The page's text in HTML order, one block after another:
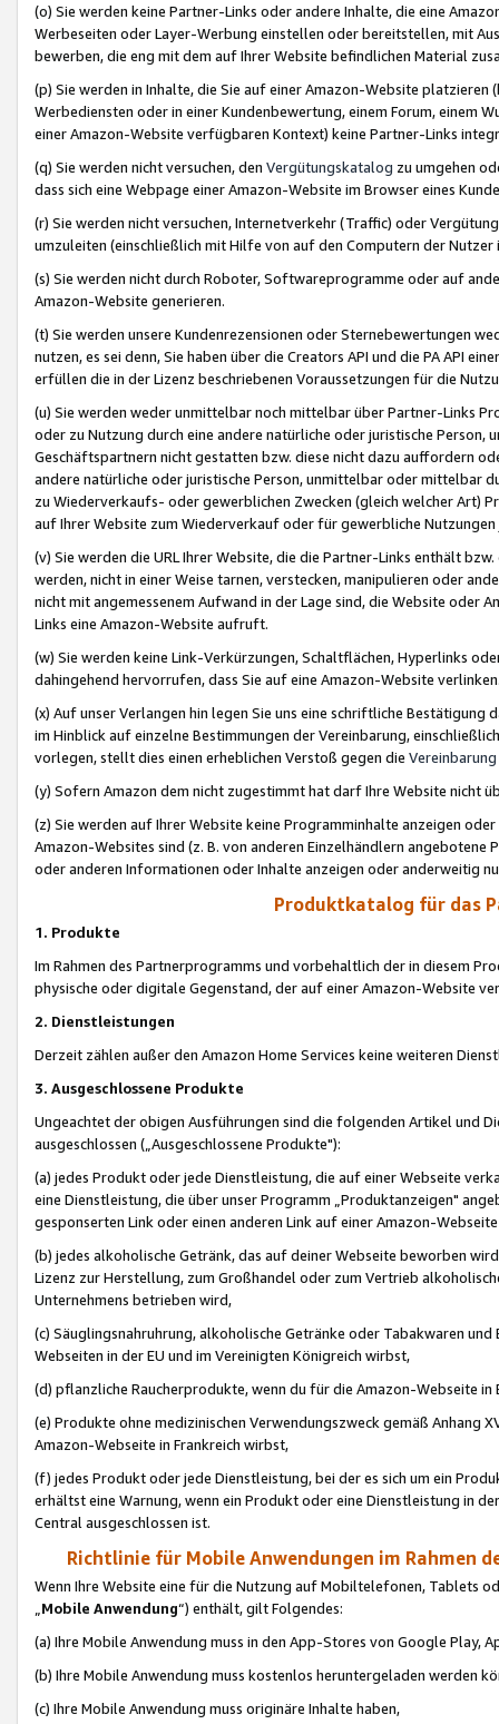
(o) Sie werden keine Partner-Links oder andere Inhalte, die eine
Werbeseiten oder Layer-Werbung einstellen oder bereitstellen, mit
bewerben, die eng mit dem auf Ihrer Website befindlichen Material
(p) Sie werden in Inhalte, die Sie auf einer Amazon-Website
Werbediensten oder in einer Kundenbewertung, einem Forum, einem
einer Amazon-Website verfügbaren Kontext) keine Partner-Links
(q) Sie werden nicht versuchen, den Vergütungskatalog zu umgehen
dass sich eine Webpage einer Amazon-Website im Browser eines
(r) Sie werden nicht versuchen, Internetverkehr (Traffic) oder
umzuleiten (einschließlich mit Hilfe von auf den Computern der
(s) Sie werden nicht durch Roboter, Softwareprogramme oder auf
Amazon-Website generieren.
(t) Sie werden unsere Kundenrezensionen oder Sternebewertungen
nutzen, es sei denn, Sie haben über die Creators API und die PA API
erfüllen die in der Lizenz beschriebenen Voraussetzungen für die
(u) Sie werden weder unmittelbar noch mittelbar über Partner-Links
oder zu Nutzung durch eine andere natürliche oder juristische
Geschäftspartnern nicht gestatten bzw. diese nicht dazu auffordern
andere natürliche oder juristische Person, unmittelbar oder mittelbar
zu Wiederverkaufs- oder gewerblichen Zwecken (gleich welcher Art)
auf Ihrer Website zum Wiederverkauf oder für gewerbliche
(v) Sie werden die URL Ihrer Website, die die Partner-Links enthält
werden, nicht in einer Weise tarnen, verstecken, manipulieren oder
nicht mit angemessenem Aufwand in der Lage sind, die Website oder
Links eine Amazon-Website aufruft.
(w) Sie werden keine Link-Verkürzungen, Schaltflächen, Hyperlinks
dahingehend hervorrufen, dass Sie auf eine Amazon-Website
(x) Auf unser Verlangen hin legen Sie uns eine schriftliche
im Hinblick auf einzelne Bestimmungen der Vereinbarung,
vorlegen, stellt dies einen erheblichen Verstoß gegen die Vereinbarung
(y) Sofern Amazon dem nicht zugestimmt hat darf Ihre Website nicht
(z) Sie werden auf Ihrer Website keine Programminhalte anzeigen
Amazon-Websites sind (z. B. von anderen Einzelhändlern
oder anderen Informationen oder Inhalte anzeigen oder anderweitig
Produktkatalog für das
1. Produkte
Im Rahmen des Partnerprogramms und vorbehaltlich der in diesem
physische oder digitale Gegenstand, der auf einer Amazon-Website
2. Dienstleistungen
Derzeit zählen außer den Amazon Home Services keine weiteren
3. Ausgeschlossene Produkte
Ungeachtet der obigen Ausführungen sind die folgenden Artikel und
ausgeschlossen („Ausgeschlossene Produkte"):
(a) jedes Produkt oder jede Dienstleistung, die auf einer Webseite
eine Dienstleistung, die über unser Programm „Produktanzeigen"
gesponserten Link oder einen anderen Link auf einer Amazon-
(b) jedes alkoholische Getränk, das auf deiner Webseite beworben
Lizenz zur Herstellung, zum Großhandel oder zum Vertrieb
Unternehmens betrieben wird,
(c) Säuglingsnahruhrung, alkoholische Getränke oder Tabakwaren
Webseiten in der EU und im Vereinigten Königreich wirbst,
(d) pflanzliche Raucherprodukte, wenn du für die Amazon-Webseite in
(e) Produkte ohne medizinischen Verwendungszweck gemäß Anhang
Amazon-Webseite in Frankreich wirbst,
(f) jedes Produkt oder jede Dienstleistung, bei der es sich um ein
erhältst eine Warnung, wenn ein Produkt oder eine Dienstleistung in
Central ausgeschlossen ist.
Richtlinie für Mobile Anwendungen im Rahmen
Wenn Ihre Website eine für die Nutzung auf Mobiltelefonen, Tablets
„Mobile Anwendung“) enthält, gilt Folgendes:
(a) Ihre Mobile Anwendung muss in den App-Stores von Google Play,
(b) Ihre Mobile Anwendung muss kostenlos heruntergeladen werden
(c) Ihre Mobile Anwendung muss originäre Inhalte haben,